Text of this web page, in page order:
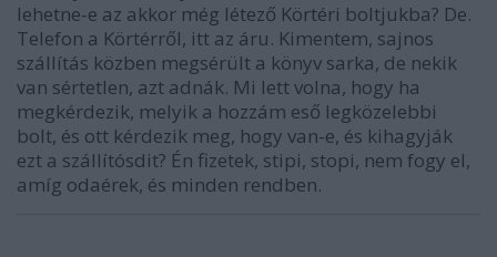
lehetne-e az akkor még létező Körtéri boltjukba? De.
Telefon a Körtérről, itt az áru. Kimentem, sajnos
szállítás közben megsérült a könyv sarka, de nekik
van sértetlen, azt adnák. Mi lett volna, hogy ha
megkérdezik, melyik a hozzám eső legközelebbi
bolt, és ott kérdezik meg, hogy van-e, és kihagyják
ezt a szállítósdit? Én fizetek, stipi, stopi, nem fogy el,
amíg odaérek, és minden rendben.